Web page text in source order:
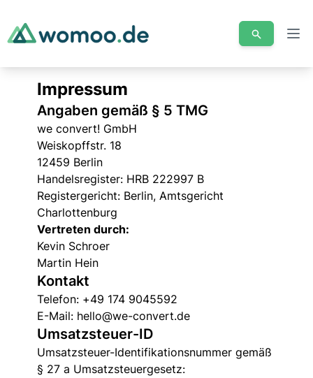
Impressum
Angaben gemäß § 5 TMG
we convert! GmbH
Weiskopffstr. 18
12459 Berlin
Handelsregister: HRB 222997 B
Registergericht: Berlin, Amtsgericht
Charlottenburg
Vertreten durch:
Kevin Schroer
Martin Hein
Kontakt
Telefon: +49 174 9045592
E-Mail: hello@we-convert.de
Umsatzsteuer-ID
Umsatzsteuer-Identifikationsnummer gemäß
§ 27 a Umsatzsteuergesetz: